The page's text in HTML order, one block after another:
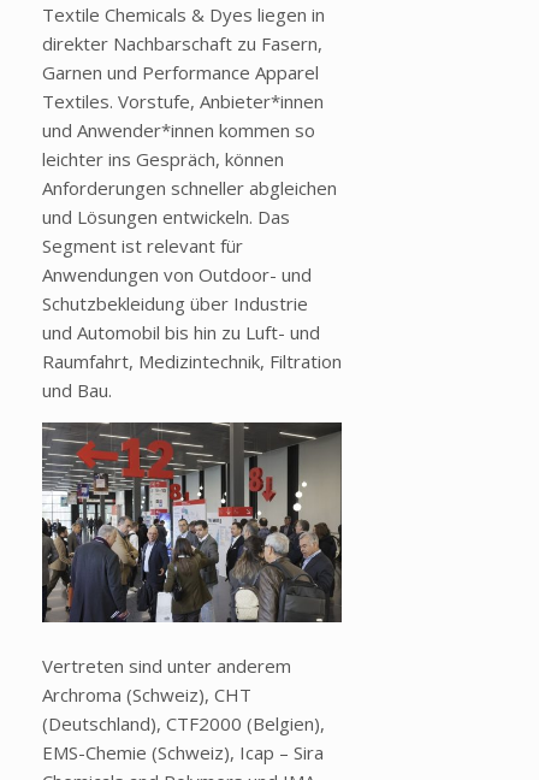
Textile Chemicals & Dyes liegen in
direkter Nachbarschaft zu Fasern,
Garnen und Performance Apparel
Textiles. Vorstufe, Anbieter*innen
und Anwender*innen kommen so
leichter ins Gespräch, können
Anforderungen schneller abgleichen
und Lösungen entwickeln. Das
Segment ist relevant für
Anwendungen von Outdoor- und
Schutzbekleidung über Industrie
und Automobil bis hin zu Luft- und
Raumfahrt, Medizintechnik, Filtration
und Bau.
Vertreten sind unter anderem
Archroma (Schweiz), CHT
(Deutschland), CTF2000 (Belgien),
EMS-Chemie (Schweiz), Icap – Sira